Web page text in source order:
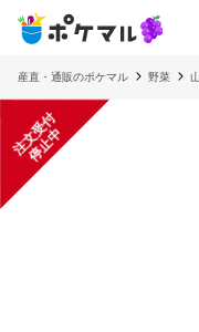
産直・通販のポケマル 野菜
注
文
受
付
停
止
中